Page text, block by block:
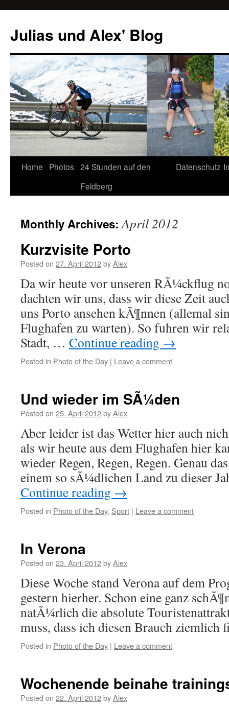
Julias und Alex' Blog
Skip
Home Photos 24 Stunden auf den
Feldberg
Datenschutz
Monthly Archives:April 2012
Kurzvisite Porto
Posted on 27. April 2012byAlex
Da wir heute vor unseren RÃ¼ckflug
dachten wir uns, dass wir diese Zeit
uns Porto ansehen kÃ¶nnen (allemal
Flughafen zu warten). So fuhren wir
Stadt, … Continue reading →
Posted in Photo of the Day | Leave a comment
Und wieder im SÃ¼den
Posted on 25. April 2012byAlex
Aber leider ist das Wetter hier auch
als wir heute aus dem Flughafen hier
wieder Regen, Regen, Regen. Genau
einem so sÃ¼dlichen Land zu dieser
Continue reading →
Posted in Photo of the Day, Sport | Leave a comment
In Verona
Posted on 23. April 2012byAlex
Diese Woche stand Verona auf dem
gestern hierher. Schon eine ganz
natÃ¼rlich die absolute
muss, dass ich diesen Brauch ziemlich
Posted in Photo of the Day | Leave a comment
Wochenende beinahe
Posted on 22. April 2012byAlex